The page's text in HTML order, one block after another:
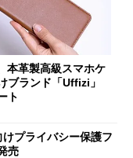
本革製高級スマホケ
ブランド「Uffizi」
ト
プライバシー保護フ
売